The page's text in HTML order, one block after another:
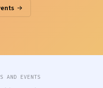
AND EVENTS